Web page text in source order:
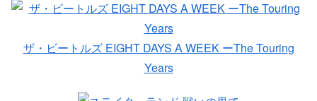
ザ・ビートルズ EIGHT DAYS A WEEK ーThe Touring
Years